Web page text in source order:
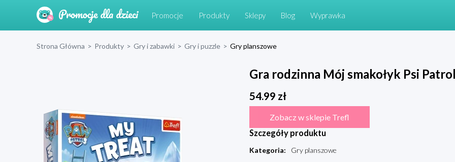
Promocje Produkty Sklepy Blog Wyprawka
Strona Główna > Produkty > Gry i zabawki > Gry i puzzle > Gry planszowe
Gra rodzinna Mój smakołyk Psi Patrol
54.99 zł
Zobacz w sklepie Trefl
Szczegóły produktu
Kategoria:
Gry planszowe